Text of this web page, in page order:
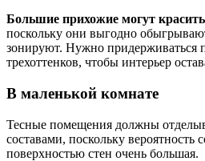
Большие прихожие могут
поскольку они выгодно
зонируют. Нужно придерживаться
трехоттенков, чтобы интерьер
В маленькой комнате
Тесные помещения должны
составами, поскольку вероятность
поверхностью стен очень большая.